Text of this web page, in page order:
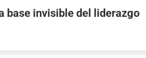
base invisible del liderazgo